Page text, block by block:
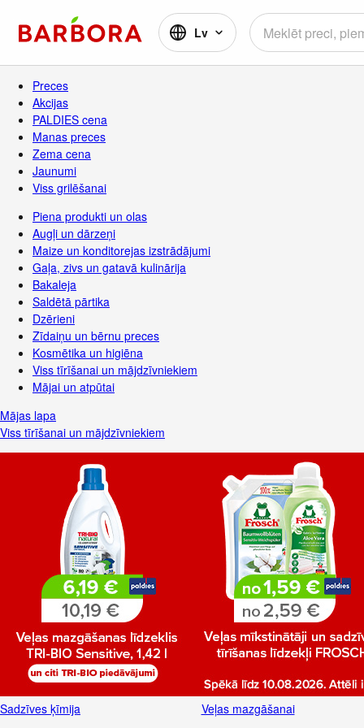
Lv
Preces
Akcijas
PALDIES cena
Manas preces
Zema cena
Jaunumi
Viss grilēšanai
Piena produkti un olas
Augļi un dārzeņi
Maize un konditorejas izstrādājumi
Gaļa, zivs un gatavā kulinārija
Bakaleja
Saldētā pārtika
Dzērieni
Zīdaiņu un bērnu preces
Kosmētika un higiēna
Viss tīrīšanai un mājdzīvniekiem
Mājai un atpūtai
Mājas lapa
Viss tīrīšanai un mājdzīvniekiem
Sadzīves ķīmija
Veļas mazgāšanai